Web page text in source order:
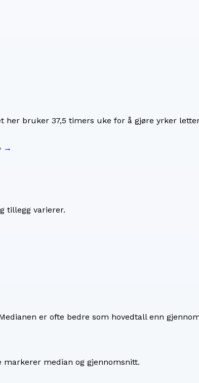
her bruker 37,5 timers uke for å gjøre yrker
→
tillegg varierer.
er ofte bedre som hovedtall enn
markerer median og gjennomsnitt.